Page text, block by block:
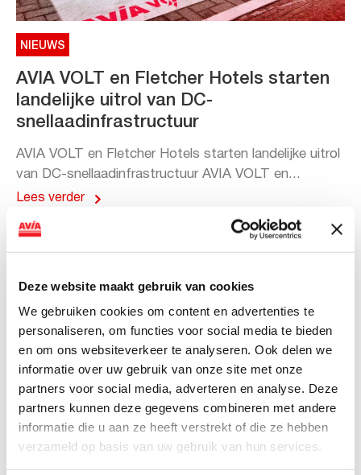
Deze website maakt gebruik van cookies
We gebruiken cookies om content en advertenties te
personaliseren, om functies voor social media te bieden
en om ons websiteverkeer te analyseren. Ook delen we
informatie over uw gebruik van onze site met onze
partners voor social media, adverteren en analyse. Deze
partners kunnen deze gegevens combineren met andere
informatie die u aan ze heeft verstrekt of die ze hebben
verzameld op basis van uw gebruik van hun services.
NIEUWS
AVIA VOLT en Fletcher Hotels starten
landelijke uitrol van DC-
snellaadinfrastructuur
AVIA VOLT en Fletcher Hotels starten landelijke uitrol
van DC-snellaadinfrastructuur AVIA VOLT en...
Lees verder
ACTIE